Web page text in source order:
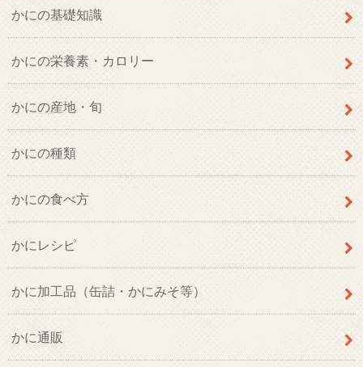
かにの基礎知識
かにの栄養素・カロリー
かにの産地・旬
かにの種類
かにの食べ方
かにレシピ
かに加工品（缶詰・かにみそ等）
かに通販